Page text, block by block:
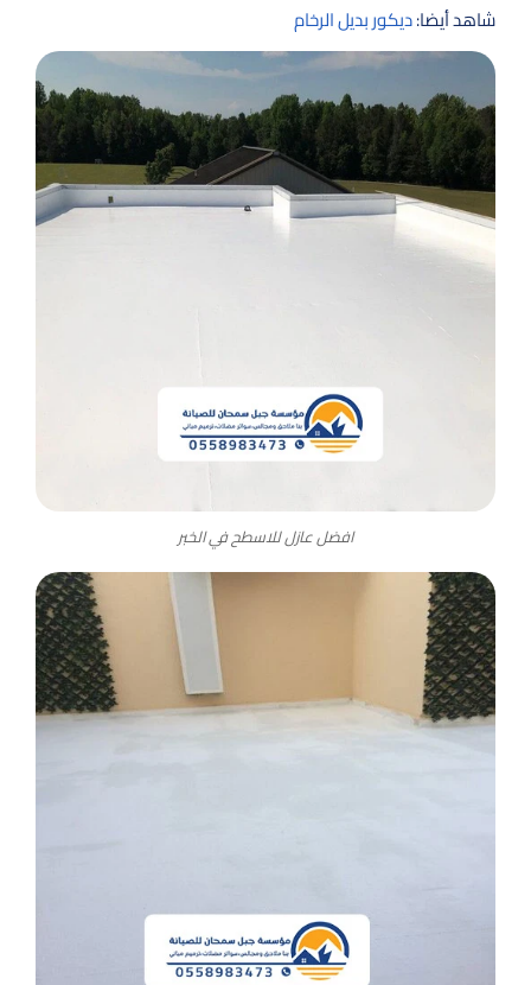
شاهد أيضا:ديكور بديل الرخام
افضل عازل للاسطح في الخبر